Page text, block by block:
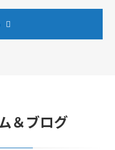
＆ブログ